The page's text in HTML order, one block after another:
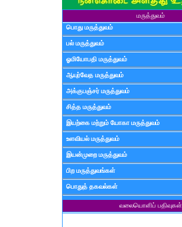
மருத்துவம்
பொது மருத்துவம்
பல் மருத்துவம்
ஓமியோபதி மருத்துவம்
ஆயுர்வேத மருத்துவம்
அக்குபஞ்சர் மருத்துவம்
சித்த மருத்துவம்
இயற்கை மற்றும் யோகா மருத்துவம்
உளவியல் மருத்துவம்
இயன்முறை மருத்துவம்
பிற மருத்துவங்கள்
பொதுத் தகவல்கள்
வலையொளிப் பதிவுகள்